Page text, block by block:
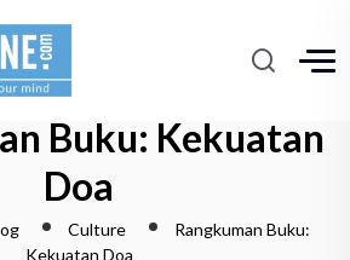
Buku: Kekuatan
Doa
Culture
Rangkuman Buku:
Kekuatan Doa